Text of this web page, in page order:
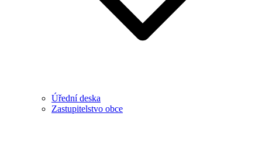
Úřední deska
Zastupitelstvo obce